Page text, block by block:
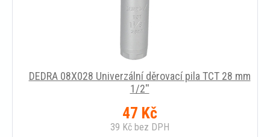
DEDRA 08X028 Univerzální děrovací pila TCT 28 mm
1/2''
47 Kč
39 Kčbez DPH